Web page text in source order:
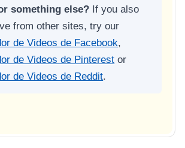
something else? If you also
from other sites, try our
de Videos de Facebook,
de Videos de Pinterest or
de Videos de Reddit.